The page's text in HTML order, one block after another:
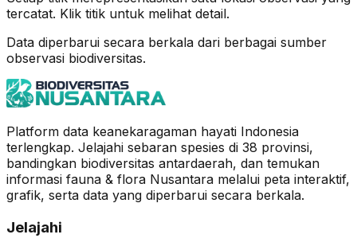
tercatat. Klik titik untuk melihat detail.
Data diperbarui secara berkala dari berbagai sumber
observasi biodiversitas.
Platform data keanekaragaman hayati Indonesia
terlengkap. Jelajahi sebaran spesies di 38 provinsi,
bandingkan biodiversitas antardaerah, dan temukan
informasi fauna & flora Nusantara melalui peta interaktif,
grafik, serta data yang diperbarui secara berkala.
Jelajahi